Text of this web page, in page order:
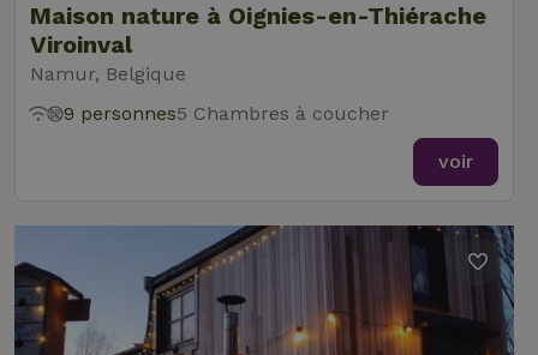
Maison nature à Oignies-en-Thiérache
Viroinval
Namur, Belgique
9 personnes5 Chambres à coucher
voir